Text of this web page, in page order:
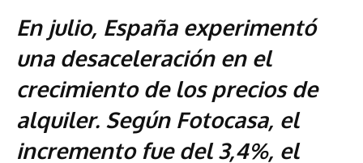
En julio, España experimentó
una desaceleración en el
crecimiento de los precios de
alquiler. Según Fotocasa, el
incremento fue del 3,4%, el